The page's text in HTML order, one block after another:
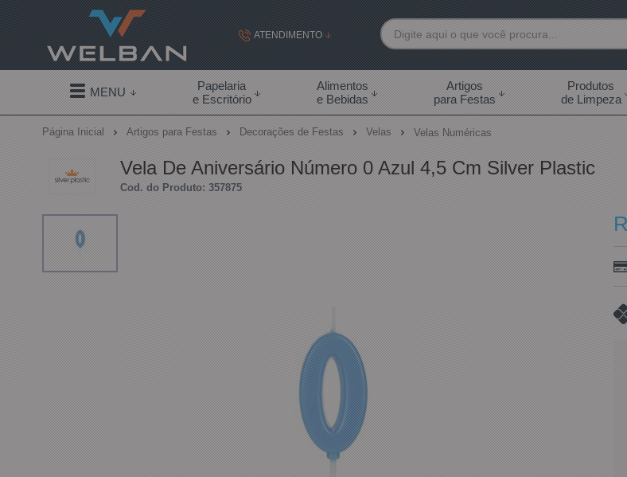
ATENDIMENTO
(19) 99855-7892
(19) 99855-7892
contato@welban.com.br
Segunda à sexta - 08:30h às 18:00h Sábados -
09:00h às 14:00h
MENU
Papelaria
e Escritório
Alimentos
e Bebidas
Artigos
para Festas
Produtos
de Limpeza
Página Inicial Artigos para Festas Decorações de Festas Velas Velas Numéricas
Vela De Aniversário Número 0 Azul 4,5 Cm Silver Plastic
Cod. do Produto: 357875